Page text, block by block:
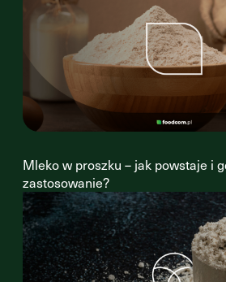
Mleko w proszku – jak powstaje i
zastosowanie?